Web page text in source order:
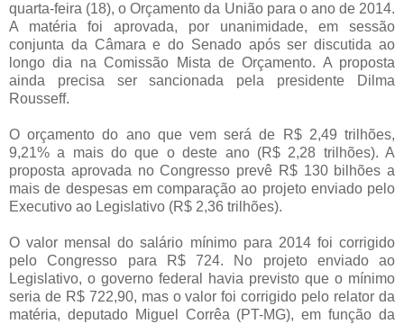
quarta-feira (18), o Orçamento da União para o ano de 2014.
A matéria foi aprovada, por unanimidade, em sessão
conjunta da Câmara e do Senado após ser discutida ao
longo dia na Comissão Mista de Orçamento. A proposta
ainda precisa ser sancionada pela presidente Dilma
Rousseff.
O orçamento do ano que vem será de R$ 2,49 trilhões,
9,21% a mais do que o deste ano (R$ 2,28 trilhões). A
proposta aprovada no Congresso prevê R$ 130 bilhões a
mais de despesas em comparação ao projeto enviado pelo
Executivo ao Legislativo (R$ 2,36 trilhões).
O valor mensal do salário mínimo para 2014 foi corrigido
pelo Congresso para R$ 724. No projeto enviado ao
Legislativo, o governo federal havia previsto que o mínimo
seria de R$ 722,90, mas o valor foi corrigido pelo relator da
matéria, deputado Miguel Corrêa (PT-MG), em função da